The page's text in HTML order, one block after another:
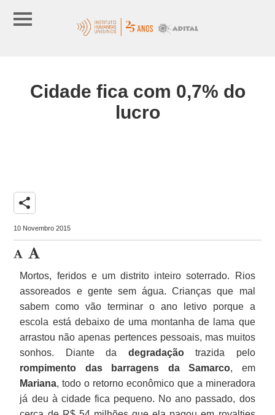
Cidade fica com 0,7% do
lucro
share
10 Novembro 2015
Mortos, feridos e um distrito inteiro soterrado. Rios
assoreados e gente sem água. Crianças que mal
sabem como vão terminar o ano letivo porque a
escola está debaixo de uma montanha de lama que
arrastou não apenas pertences pessoais, mas muitos
sonhos. Diante da degradaçãotrazida pelo
rompimento das barragens da Samarco, em
Mariana, todo o retorno econômico que a mineradora
já deu à cidade fica pequeno. No ano passado, dos